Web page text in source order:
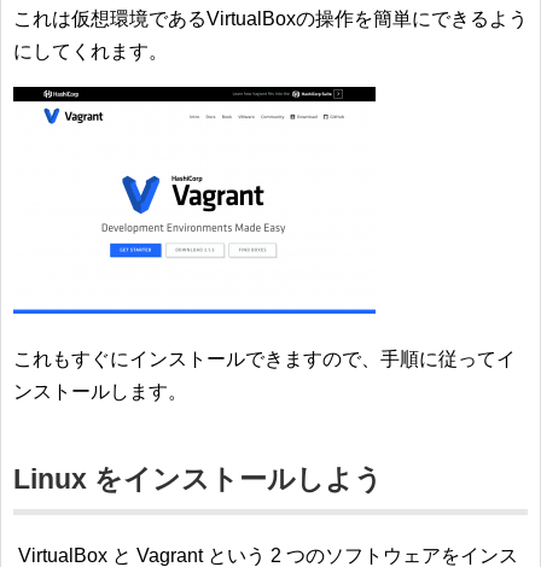
これは仮想環境であるVirtualBoxの操作を簡単にできるよう
にしてくれます。
これもすぐにインストールできますので、手順に従ってイ
ンストールします。
Linux をインストールしよう
VirtualBox と Vagrant という 2 つのソフトウェアをインス